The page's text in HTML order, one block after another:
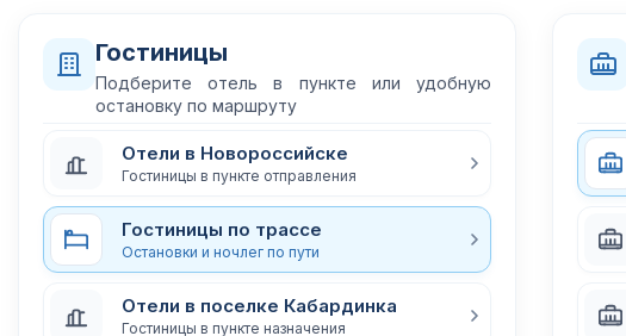
Гостиницы
Подберите отель в пункте или удобную
остановку по маршруту
Отели в Новороссийске
Гостиницы в пункте отправления
Гостиницы по трассе
Остановки и ночлег по пути
Отели в поселке Кабардинка
Гостиницы в пункте назначения